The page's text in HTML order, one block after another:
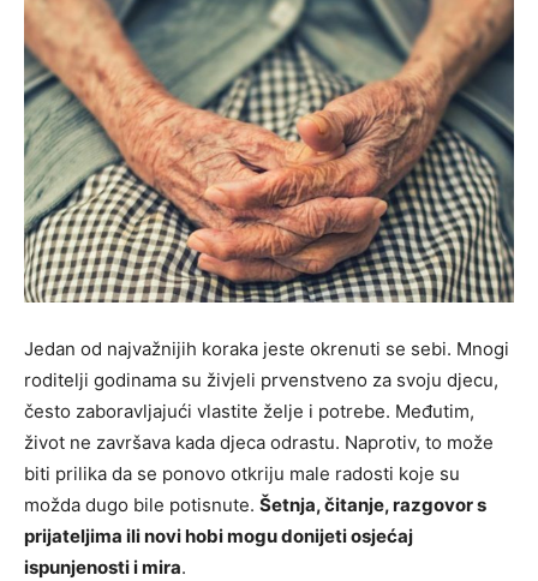
Jedan od najvažnijih koraka jeste okrenuti se sebi. Mnogi
roditelji godinama su živjeli prvenstveno za svoju djecu,
često zaboravljajući vlastite želje i potrebe. Međutim,
život ne završava kada djeca odrastu. Naprotiv, to može
biti prilika da se ponovo otkriju male radosti koje su
možda dugo bile potisnute. Šetnja, čitanje, razgovor s
prijateljima ili novi hobi mogu donijeti osjećaj
ispunjenosti i mira.